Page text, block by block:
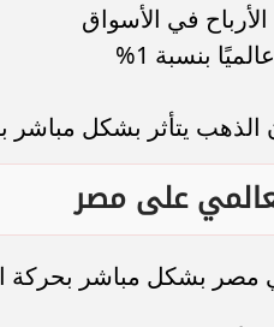
في الأسواق
بنسبة 1%
يتأثر بشكل مباشر
على مصر
مصر بشكل مباشر بحركة